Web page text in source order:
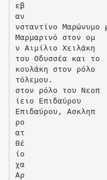
εβ
αν
νσταντίνο
Μαρμαρινό στον ομ
ν Αιμίλιο Χειλάκη
του Οδυσσέα και το
κουλάκη στον ρόλο
τόλεμου.
στον ρόλο του Νεοπ
ίειο Επιδαύρου
Επιδαύρου, Ασκληπ
ρο
ατ
Θέ
ίο
χα
Αρ